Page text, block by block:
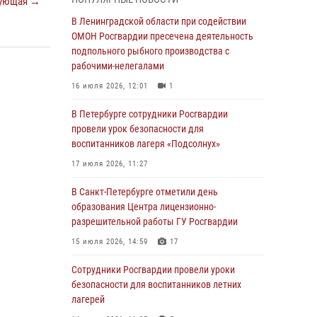
В Красносельском районе наряд Росгвардии
задержал правонарушителя, угрожавшего 17-
летнему подростку травматическим оружием
06 августа 2026, 13:39
оперативно задержали хулигана,
стрелявшего из пускового устройства рядом
с жилыми домами
06 августа 2026, 11:36
Сотрудники и военнослужащие Росгвардии
обеспечили правопорядок при проведении
матча "Зенит" - "Балтика"
06 августа 2026, 07:30 10
В Выборгском районе наряд Росгвардии
обнаружил разыскиваемый преступный
автотранспорт
В Ленинградской области при содействии
ОМОН Росгвардии пресечена деятельность
подпольного рыбного производства с
рабочими-нелегалами
16 июля 2026, 12:01 1
В Петербурге сотрудники Росгвардии
провели урок безопасности для
воспитанников лагеря «Подсолнух»
17 июля 2026, 11:27
В Санкт-Петербурге отметили день
образования Центра лицензионно-
разрешительной работы ГУ Росгвардии
15 июля 2026, 14:59 17
Сотрудники Росгвардии провели уроки
безопасности для воспитанников летних
лагерей